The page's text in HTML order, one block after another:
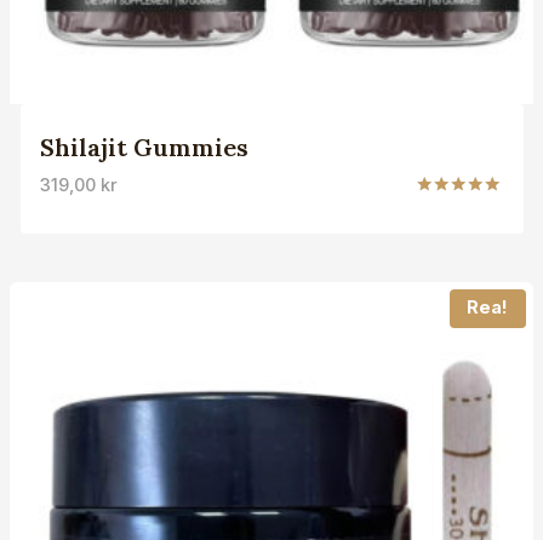
Shilajit Gummies
319,00 kr
Rea!